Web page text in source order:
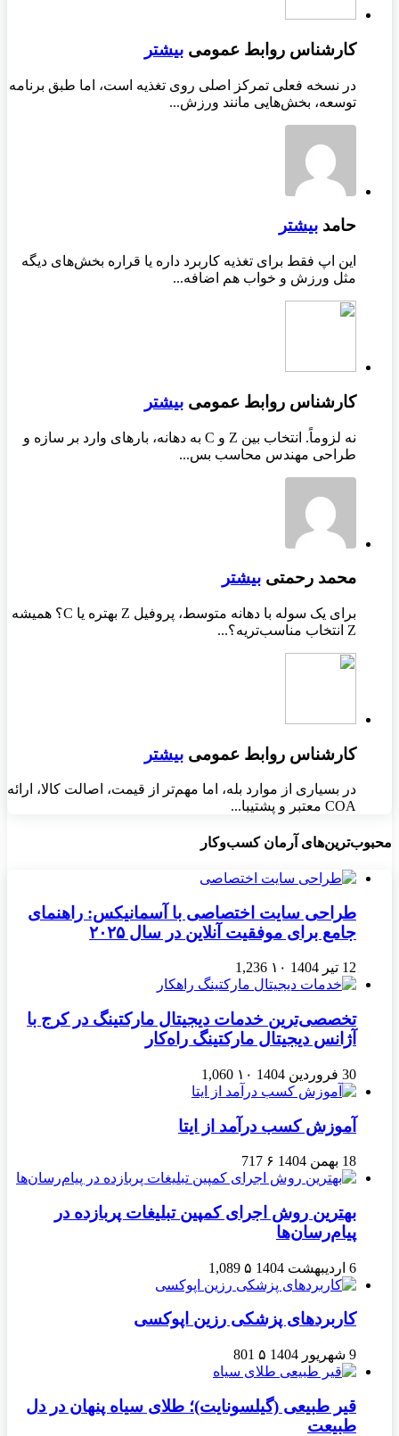
کارشناس روابط عمومی بیشتر
در نسخه فعلی تمرکز اصلی روی تغذیه است، اما طبق برنامه
توسعه، بخش‌هایی مانند ورزش...
حامد بیشتر
این اپ فقط برای تغذیه کاربرد داره یا قراره بخش‌های دیگه
مثل ورزش و خواب هم اضافه...
کارشناس روابط عمومی بیشتر
نه لزوماً. انتخاب بین Z و C به دهانه، بارهای وارد بر سازه و
طراحی مهندس محاسب بس...
محمد رحمتی بیشتر
برای یک سوله با دهانه متوسط، پروفیل Z بهتره یا C؟ همیشه
Z انتخاب مناسب‌تریه؟...
کارشناس روابط عمومی بیشتر
در بسیاری از موارد بله، اما مهم‌تر از قیمت، اصالت کالا، ارائه
COA معتبر و پشتیبا...
محبوب‌ترین‌های آرمان کسب‌وکار
طراحی سایت اختصاصی با آسمانیکس: راهنمای
جامع برای موفقیت آنلاین در سال ۲۰۲۵
12 تیر 1404 ۱۰ 1,236
تخصصی‌ترین خدمات دیجیتال مارکتینگ در کرج با
آژانس دیجیتال مارکتینگ راه‌کار
30 فروردین 1404 ۱۰ 1,060
آموزش کسب درآمد از ایتا
18 بهمن 1404 ۶ 717
بهترین روش اجرای کمپین تبلیغات پربازده در
پیام‌رسان‌ها
6 اردیبهشت 1404 ۵ 1,089
کاربردهای پزشکی رزین اپوکسی
9 شهریور 1404 ۵ 801
قیر طبیعی (گیلسونایت)؛ طلای سیاه پنهان در دل
طبیعت